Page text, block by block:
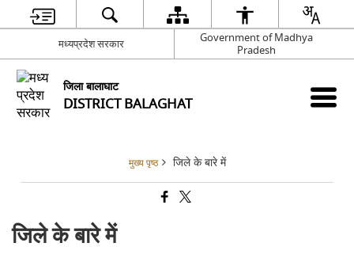
मध्यप्रदेश सरकार
Government of Madhya
Pradesh
जिला बालाघाट
DISTRICT BALAGHAT
मुख्य पृष्ठ जिले के बारे में
जिले के बारे में